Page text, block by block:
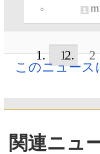
1 2
このニュース
関連ニュ